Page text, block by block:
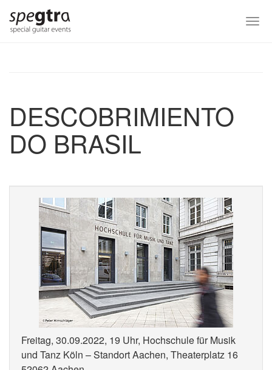
main
DESCOBRIMIENTO
DO BRASIL
Freitag, 30.09.2022, 19 Uhr, Hochschule für Musik
und Tanz Köln – Standort Aachen, Theaterplatz 16